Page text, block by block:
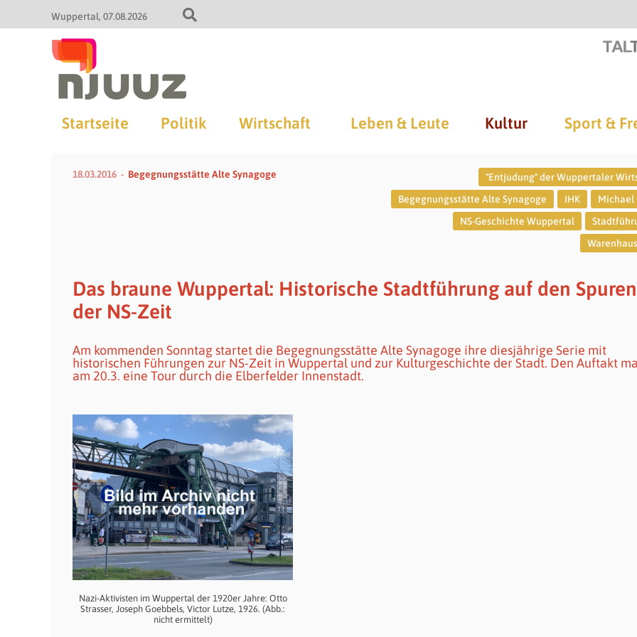
Wuppertal 07.08.2026
Startseite Politik Wirtschaft Leben & Leute Kultur Sport &
18.03.2016 Begegnungsstätte Alte Synagoge
"Entjudung" der Wuppertaler
Begegnungsstätte Alte Synagoge
IHK
Michael
NS-Geschichte Wuppertal
Das braune Wuppertal: Historische Stadtführung auf den Spuren
der NS-Zeit
Am kommenden Sonntag startet die Begegnungsstätte Alte Synagoge ihre diesjährige Serie mit
historischen Führungen zur NS-Zeit in Wuppertal und zur Kulturgeschichte der Stadt. Den Auftakt
am 20.3. eine Tour durch die Elberfelder Innenstadt.
Nazi-Aktivisten im Wuppertal der 1920er Jahre: Otto
Strasser, Joseph Goebbels, Victor Lutze, 1926. (Abb.:
nicht ermittelt)